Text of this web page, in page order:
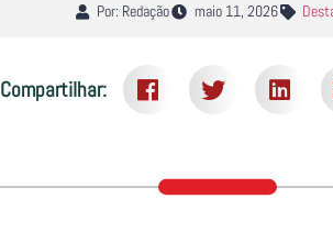
Por: Redação maio 11, 2026
Compartilhar: